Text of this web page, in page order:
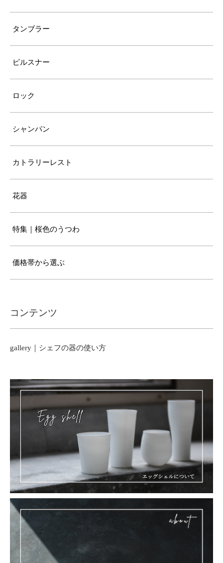
タンブラー
ピルスナー
ロック
シャンパン
カトラリーレスト
花器
特集｜桜色のうつわ
価格帯から選ぶ
コンテンツ
gallery｜シェフの器の使い方